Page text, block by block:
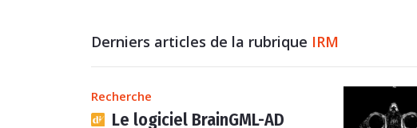
Derniers articles de la rubrique IRM
Recherche
Le logiciel BrainGML-AD